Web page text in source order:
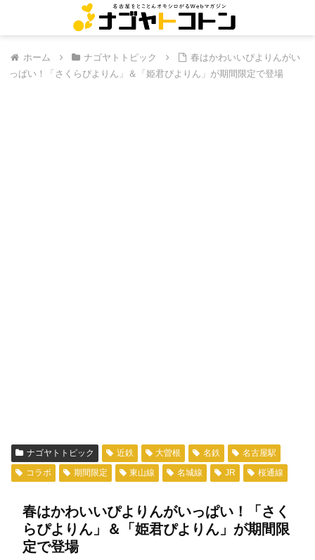
ホーム ナゴヤトトピック
春はかわいいぴよりんがい
っぱい！「さくらぴよりん」＆「姫君ぴよりん」が期間限定で登場
ナゴヤトトピック 近鉄 大曽根 名鉄
名古屋駅
コラボ
期間限定 東山線 名城線 JR 桜通線
春はかわいいぴよりんがいっぱい！「さく
らぴよりん」＆「姫君ぴよりん」が期間限
定で登場